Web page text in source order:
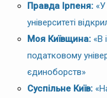
Правда Ірпеня:
університеті
Моя Київщина: «В
податковому
єдиноборств»
Суспільне Київ: